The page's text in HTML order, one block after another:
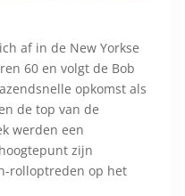
af in de New Yorkse
60 en volgt de Bob
opkomst als
de top van de
werden een
zijn
rolloptreden op het